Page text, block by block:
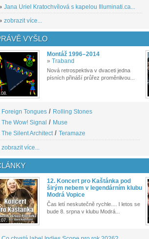
Jana Uriel Kratochvílová s kapelou Illuminati.ca...
zobrazit více...
VYŠLO
Montáž 1996–2014
» Traband
Nová retrospektiva v dvaceti jedna
písních přináší průřez proměnlivou...
Foreign Tongues / Rolling Stones
The Wow! Signal / Muse
The Silent Architect/ Teramaze
zobrazit více...
12. Koncert pro Kaštánka pod
širým nebem v legendárním klubu
Modrá Vopice
Čas letí neskutečně rychle.... I letos se
bude 8. srpna v klubu Modrá...